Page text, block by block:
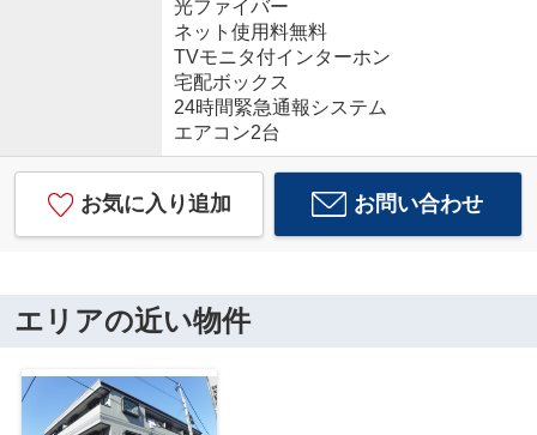
光ファイバー
ネット使用料無料
TVモニタ付インターホン
宅配ボックス
24時間緊急通報システム
エアコン2台
お気に入り追加 お問い合わせ
エリアの近い物件